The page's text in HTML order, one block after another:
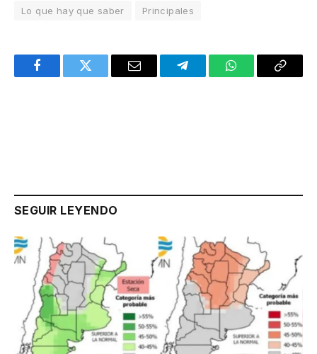
Lo que hay que saber Principales
FacebookTwitter Email TelegramWhatsAppCopy
SEGUIR LEYENDO